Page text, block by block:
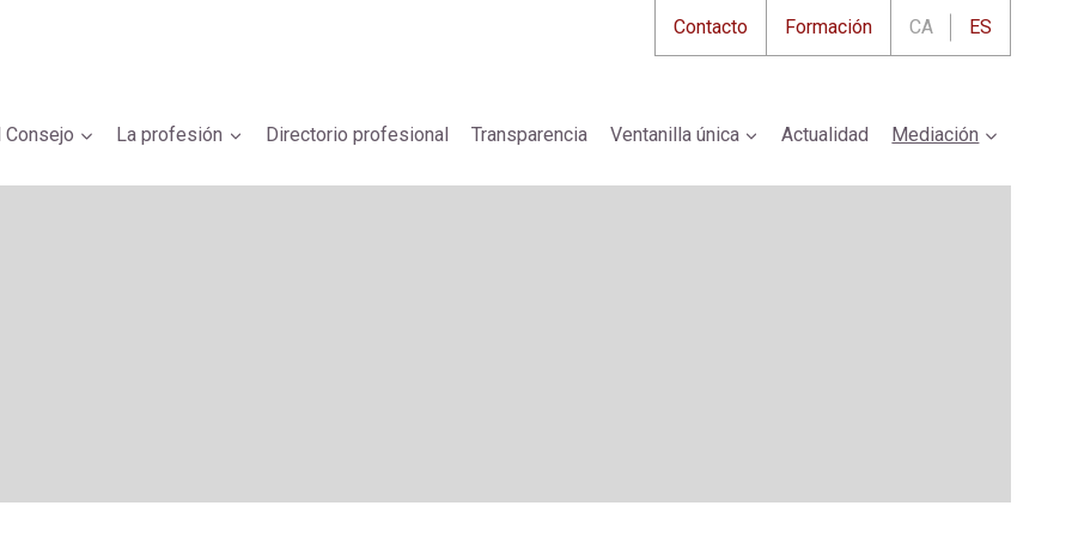
Contacto Formación CA ES
Consejo La profesión Directorio profesional Transparencia Ventanilla única Actualidad Mediación